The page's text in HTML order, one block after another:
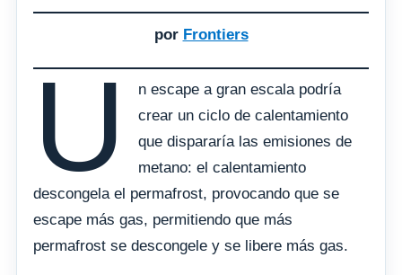
por Frontiers
U
n escape a gran escala podría
crear un ciclo de calentamiento
que dispararía las emisiones de
metano: el calentamiento
descongela el permafrost, provocando que se
escape más gas, permitiendo que más
permafrost se descongele y se libere más gas.